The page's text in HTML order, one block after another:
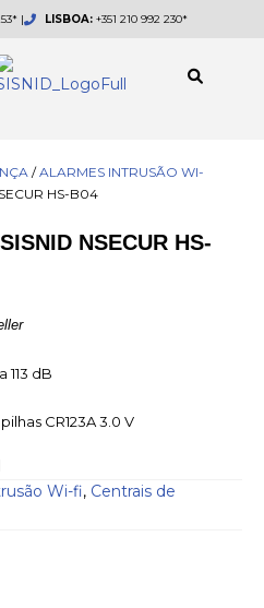
| LISBOA:+351 210 992 230*
/ALARMES INTRUSÃO WI-
HS-B04
NSECUR HS-
113 dB
CR123A 3.0 V
Wi-fi, Centrais de